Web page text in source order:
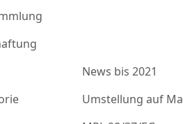
News bis 2021
Umstellung auf